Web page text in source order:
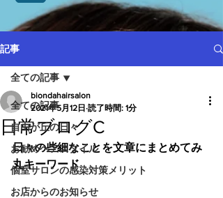
記事
全ての記事
自由が丘の日々
お勧めヘアスタイル
個室サロンの感染対策メリット
お店からのお知らせ
全ての記事
日常ブログC
biondahairsalon
2021年5月12日 読了時間: 1分
日々の些細なことを文章にまとめてみ
丸キーワード